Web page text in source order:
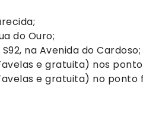
do Ouro;
na Avenida do Cardoso;
e gratuita) nos
e gratuita) no ponto